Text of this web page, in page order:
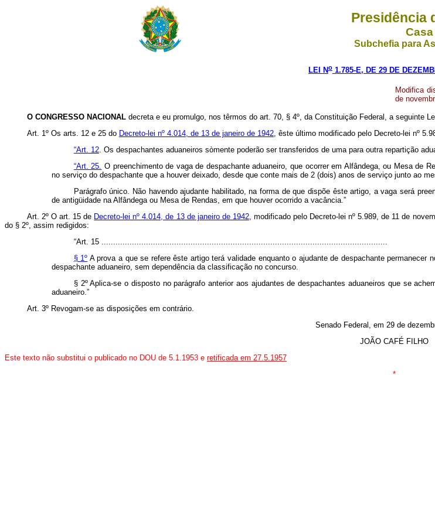
Presidência
Casa
Subchefia para
LEI No 1.785-E, DE 29 DE
Modifica
de
O CONGRESSO NACIONALdecreta e eu promulgo, nos têrmos do art. 70, § 4º, da Constituição Federal, a seguinte
Art. 1º Os arts. 12 e 25 do Decreto-lei nº 4.014, de 13 de janeiro de 1942, êste último modificado pelo Decreto-lei nº
“Art. 12. Os despachantes aduaneiros sòmente poderão ser transferidos de uma para outra repartição
“Art. 25. O preenchimento de vaga de despachante aduaneiro, que ocorrer em Alfândega, ou Mesa de
no serviço do despachante que a houver deixado, desde que conte mais de 2 (dois) anos de serviço junto ao
Parágrafo único. Não havendo ajudante habilitado, na forma de que dispõe êste artigo, a vaga será
de antigüidade na Alfândega ou Mesa de Rendas, em que houver ocorrido a vacância.”
Art. 2º O art. 15 de Decreto-lei nº 4.014, de 13 de janeiro de 1942, modificado pelo Decreto-lei nº 5.989, de 11 de
do § 2º, assim redigidos:
“Art. 15 ..........................................................................................................................
§ 1º A prova a que se refere êste artigo terá validade enquanto o ajudante de despachante
despachante aduaneiro, sem dependência da classificação no concurso.
§ 2º Aplica-se o disposto no parágrafo anterior aos ajudantes de despachantes aduaneiros que se
aduaneiro.”
Art. 3º Revogam-se as disposições em contrário.
Senado Federal, em 29 de
JOÃO CAFÉ FILHO
Este texto não substitui o publicado no DOU de 5.1.1953 e retificada em 27.5.1957
*